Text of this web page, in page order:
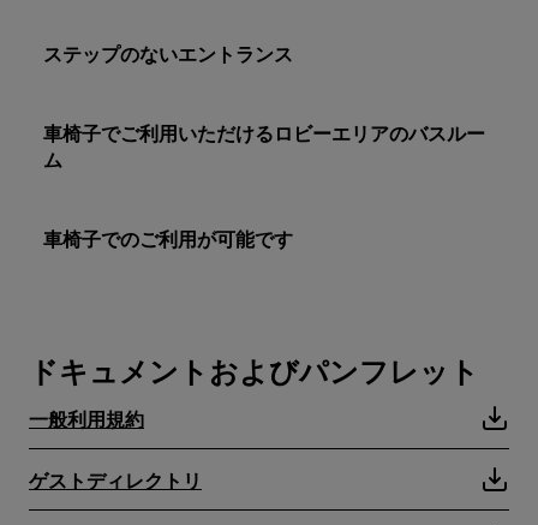
ステップのないエントランス
車椅子でご利用いただけるロビーエリアのバスルー
ム
車椅子でのご利用が可能です
ドキュメントおよびパンフレット
一般利用規約
ゲストディレクトリ